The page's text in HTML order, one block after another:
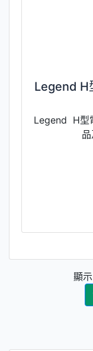
Legend H
Legend H型
顯示